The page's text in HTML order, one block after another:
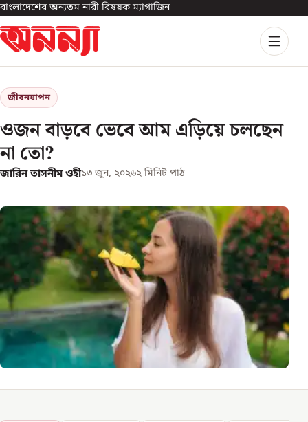
বাংলাদেশের অন্যতম নারী বিষয়ক ম্যাগাজিন
জীবনযাপন
ওজন বাড়বে ভেবে আম এড়িয়ে চলছেন
না তো?
জারিন তাসনীম ওহী১৩ জুন, ২০২৬২ মিনিট পাঠ